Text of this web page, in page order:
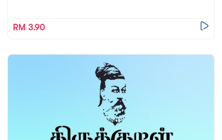
RM 3.90